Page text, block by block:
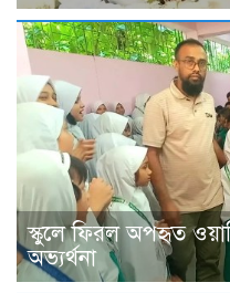
স্কুলে ফিরল অপহৃত
অভ্যর্থনা